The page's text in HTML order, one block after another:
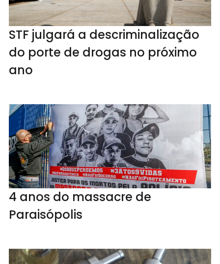
STF julgará a descriminalização
do porte de drogas no próximo
ano
4 anos do massacre de
Paraisópolis